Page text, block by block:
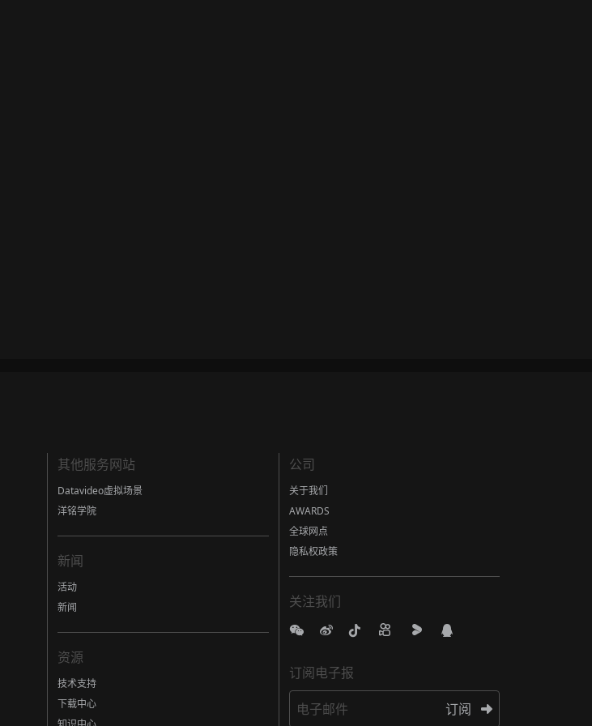
其他服务网站
Datavideo虚拟场景
洋铭学院
新闻
活动
新闻
资源
技术支持
下载中心
公司
关于我们
AWARDS
全球网点
隐私权政策
关注我们
订阅电子报
电子邮件 订阅